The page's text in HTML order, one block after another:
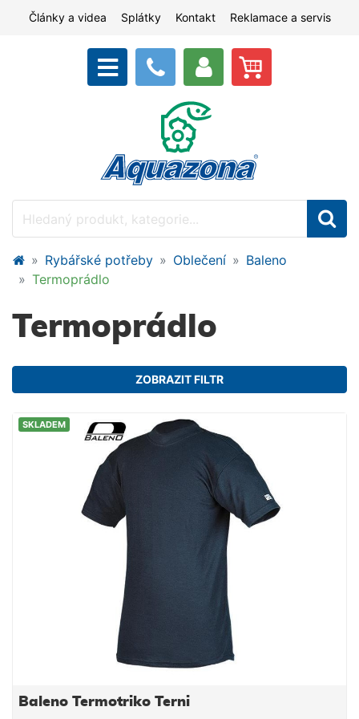
Články a videa Splátky Kontakt Reklamace a servis
Rybářské potřeby Oblečení
Baleno
Termoprádlo
Termoprádlo
ZOBRAZIT FILTR
SKLADEM
Baleno Termotriko Terni